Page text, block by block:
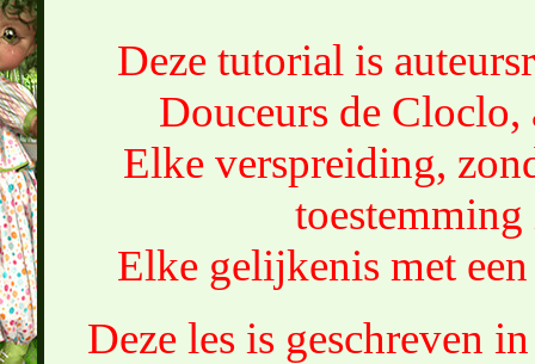
Deze tutorial is
Douceurs de
Elke verspreiding,
toestemming
Elke gelijkenis met
Deze les is geschreven